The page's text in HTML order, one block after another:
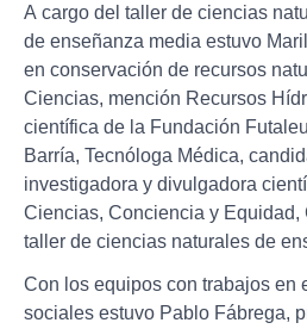
A cargo del taller de ciencias
de enseñanza media estuvo
en conservación de recursos
Ciencias, mención Recursos
científica de la Fundación
Barría, Tecnóloga Médica,
investigadora y divulgadora
Ciencias, Conciencia y Equidad,
taller de ciencias naturales de
Con los equipos con trabajos en
sociales estuvo Pablo Fábrega,